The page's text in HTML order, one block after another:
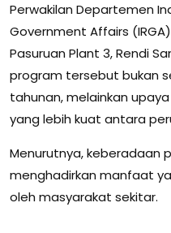
Perwakilan Departemen
Government Affairs
Pasuruan Plant 3, Rendi
program tersebut bukan
tahunan, melainkan
yang lebih kuat antara
Menurutnya, keberadaan
menghadirkan manfaat
oleh masyarakat sekitar.